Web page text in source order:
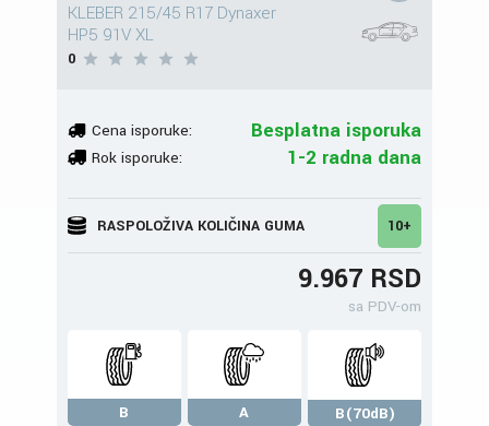
KLEBER 215/45 R17 Dynaxer
HP5 91V XL
0
Cena isporuke: Besplatna isporuka
Rok isporuke: 1-2 radna dana
RASPOLOŽIVA KOLIČINA GUMA 10+
9.967 RSD
sa PDV-om
B A
B(70dB)